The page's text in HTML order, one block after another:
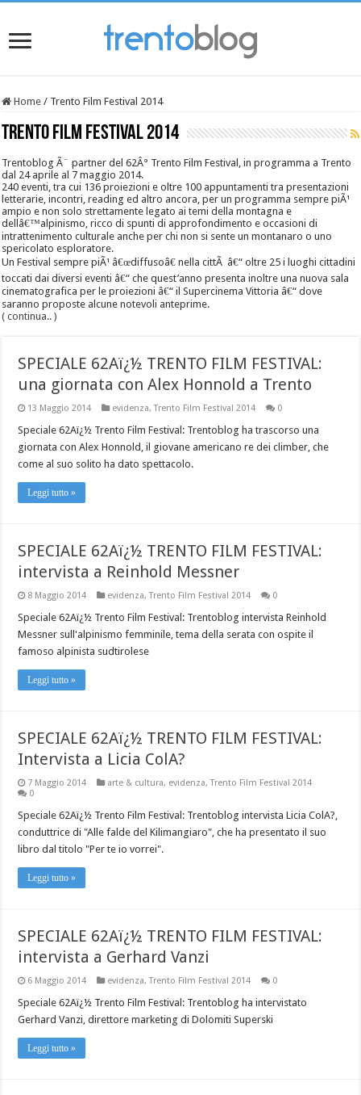
Home / Trento Film Festival 2014
Trento Film Festival 2014
Trentoblog Ã¨ partner del 62Â° Trento Film Festival, in programma a Trento
dal 24 aprile al 7 maggio 2014.
240 eventi, tra cui 136 proiezioni e oltre 100 appuntamenti tra presentazioni
letterarie, incontri, reading ed altro ancora, per un programma sempre piÃ¹
ampio e non solo strettamente legato ai temi della montagna e
dellâ€™alpinismo, ricco di spunti di approfondimento e occasioni di
intrattenimento culturale anche per chi non si sente un montanaro o uno
spericolato esploratore.
Un Festival sempre piÃ¹ â€œdiffusoâ€ nella cittÃ â€“ oltre 25 i luoghi cittadini
toccati dai diversi eventi â€“ che quest’anno presenta inoltre una nuova sala
cinematografica per le proiezioni â€“ il Supercinema Vittoria â€“ dove
saranno proposte alcune notevoli anteprime.
( continua.. )
SPECIALE 62Aï¿½ TRENTO FILM FESTIVAL:
una giornata con Alex Honnold a Trento
13 Maggio 2014 evidenza,Trento Film Festival 2014 0
Speciale 62Aï¿½ Trento Film Festival: Trentoblog ha trascorso una
giornata con Alex Honnold, il giovane americano re dei climber, che
come al suo solito ha dato spettacolo.
Leggi tutto »
SPECIALE 62Aï¿½ TRENTO FILM FESTIVAL:
intervista a Reinhold Messner
8 Maggio 2014 evidenza,Trento Film Festival 2014 0
Speciale 62Aï¿½ Trento Film Festival: Trentoblog intervista Reinhold
Messner sull'alpinismo femminile, tema della serata con ospite il
famoso alpinista sudtirolese
Leggi tutto »
SPECIALE 62Aï¿½ TRENTO FILM FESTIVAL:
Intervista a Licia ColA?
7 Maggio 2014 arte & cultura, evidenza,Trento Film Festival 2014
0
Speciale 62Aï¿½ Trento Film Festival: Trentoblog intervista Licia ColA?,
conduttrice di "Alle falde del Kilimangiaro", che ha presentato il suo
libro dal titolo "Per te io vorrei".
Leggi tutto »
SPECIALE 62Aï¿½ TRENTO FILM FESTIVAL:
intervista a Gerhard Vanzi
6 Maggio 2014 evidenza,Trento Film Festival 2014 0
Speciale 62Aï¿½ Trento Film Festival: Trentoblog ha intervistato
Gerhard Vanzi, direttore marketing di Dolomiti Superski
Leggi tutto »